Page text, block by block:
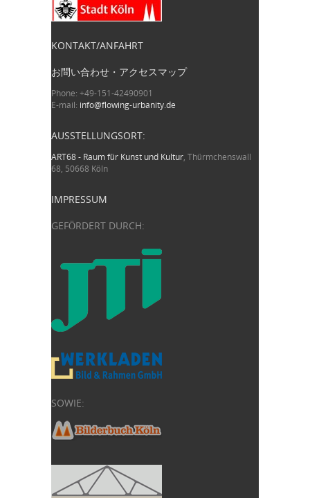
KONTAKT/ANFAHRT
お問い合わせ・アクセスマップ
Phone: +49-151-42490901
E-mail: info@flowing-urbanity.de
AUSSTELLUNGSORT:
ART68 - Raum für Kunst und Kultur, Thürmchenswall
68, 50668 Köln
IMPRESSUM
GEFÖRDERT DURCH:
SOWIE: